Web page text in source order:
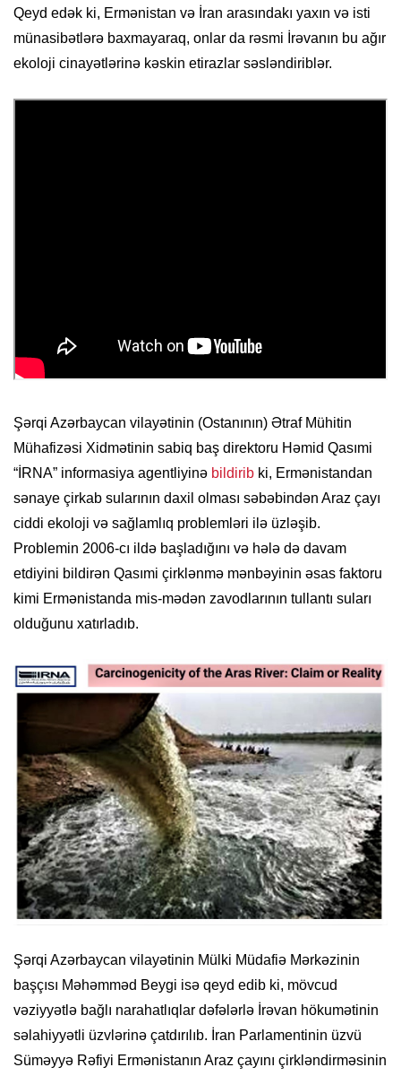
Qeyd edək ki, Ermənistan və İran arasındakı yaxın və isti
münasibətlərə baxmayaraq, onlar da rəsmi İrəvanın bu ağır
ekoloji cinayətlərinə kəskin etirazlar səsləndiriblər.
Şərqi Azərbaycan vilayətinin (Ostanının) Ətraf Mühitin
Mühafizəsi Xidmətinin sabiq baş direktoru Həmid Qasımi
“İRNA” informasiya agentliyinə bildirib ki, Ermənistandan
sənaye çirkab sularının daxil olması səbəbindən Araz çayı
ciddi ekoloji və sağlamlıq problemləri ilə üzləşib.
Problemin 2006-cı ildə başladığını və hələ də davam
etdiyini bildirən Qasımi çirklənmə mənbəyinin əsas faktoru
kimi Ermənistanda mis-mədən zavodlarının tullantı suları
olduğunu xatırladıb.
Şərqi Azərbaycan vilayətinin Mülki Müdafiə Mərkəzinin
başçısı Məhəmməd Beygi isə qeyd edib ki, mövcud
vəziyyətlə bağlı narahatlıqlar dəfələrlə İrəvan hökumətinin
səlahiyyətli üzvlərinə çatdırılıb. İran Parlamentinin üzvü
Süməyyə Rəfiyi Ermənistanın Araz çayını çirkləndirməsinin